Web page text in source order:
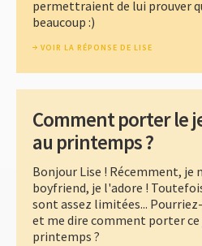
permettraient de lui prouver
beaucoup :)
VOIR LA RÉPONSE DE LISE
Comment porter le
au printemps ?
Bonjour Lise ! Récemment, je
boyfriend, je l'adore !
sont assez limitées...
et me dire comment porter ce
printemps ?